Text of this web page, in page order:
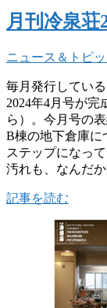
月刊冷泉荘
ニュース＆トピ
毎月発行してい
2024年4月号が完
ら）。今月号の
B棟の地下倉庫に
ステップになっ
汚れも、なんだ
記事を読む